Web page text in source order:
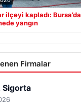
ilçeyi kapladı: Bursa’da
yangın
Firmalar